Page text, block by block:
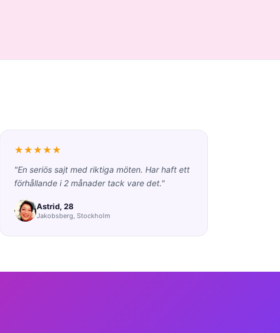
★★★★★
"En seriös sajt med riktiga möten. Har haft ett
förhållande i 2 månader tack vare det."
Astrid, 28
Jakobsberg, Stockholm